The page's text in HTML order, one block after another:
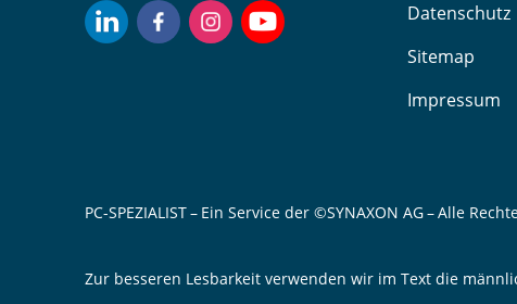
Datenschutz
Sitemap
Impressum
PC-SPEZIALIST – Ein Service der ©SYNAXON AG – Alle
Zur besseren Lesbarkeit verwenden wir im Text die